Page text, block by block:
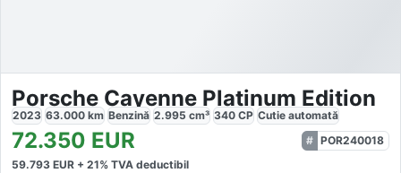
Porsche Cayenne Platinum Edition
2023 63.000 km Benzină 2.995 cm³ 340 CP Cutie automată
72.350 EUR
POR240018
59.793 EUR + 21% TVA deductibil